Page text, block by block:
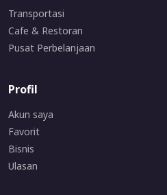
Transportasi
Cafe & Restoran
Pusat Perbelanjaan
Profil
Akun saya
Favorit
Bisnis
Ulasan